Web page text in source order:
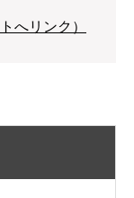
へリンク）